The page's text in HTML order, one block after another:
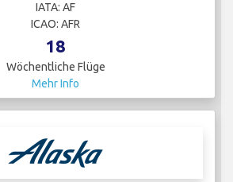
IATA: AF
ICAO: AFR
18
Wöchentliche Flüge
Mehr Info